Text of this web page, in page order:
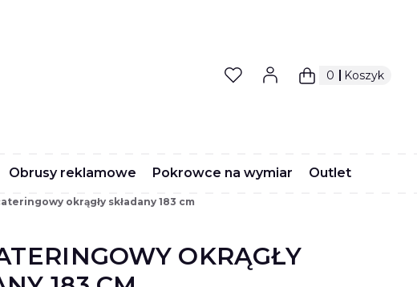
Produkty w
Koszyk
Obrusy reklamowe Pokrowce na wymiar Outlet
okrągły składany 183 cm
OKRĄGŁY